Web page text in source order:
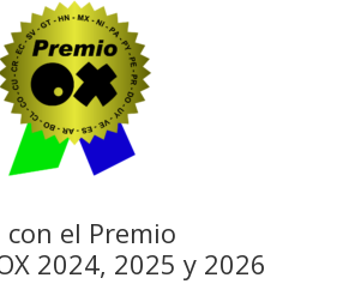
el Premio
2024, 2025 y 2026